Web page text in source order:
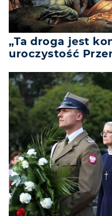
„Ta droga jest
uroczystość